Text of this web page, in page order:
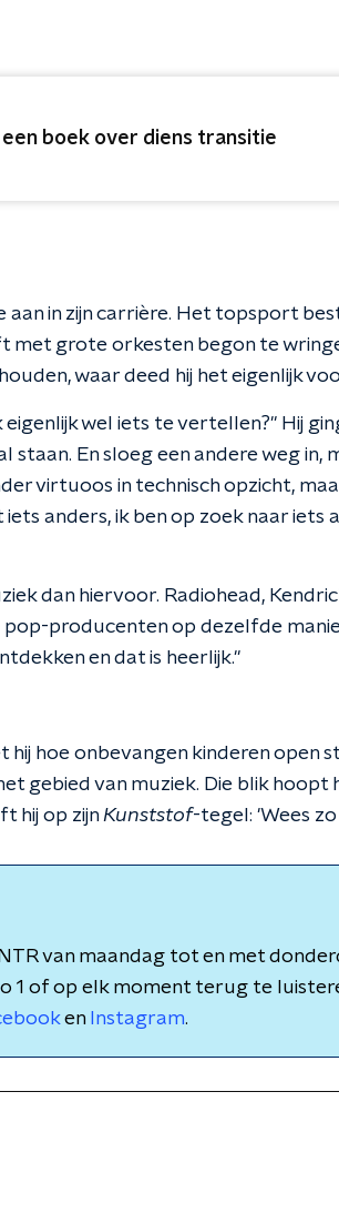
boek over diens transitie
in zijn carrière. Het topsport
met grote orkesten begon te
waar deed hij het eigenlijk
wel iets te vertellen?" Hij
staan. En sloeg een andere weg in,
virtuoos in technisch opzicht,
anders, ik ben op zoek naar iets
dan hiervoor. Radiohead,
producenten op dezelfde
en dat is heerlijk."
hij hoe onbevangen kinderen open
gebied van muziek. Die blik hoopt
hij op zijnKunststof-tegel: 'Wees
van maandag tot en met
1 of op elk moment terug te
en Instagram.